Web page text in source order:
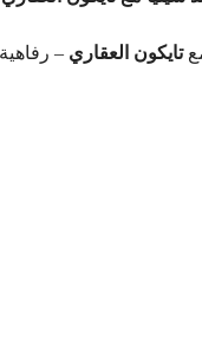
تايكون العقاري –